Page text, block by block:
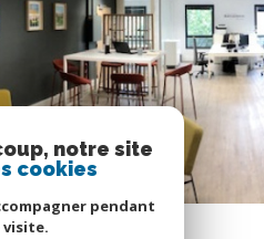
notre site
cookies
pendant